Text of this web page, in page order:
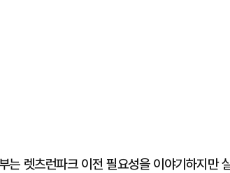
는 렛츠런파크 이전 필요성을 이야기하지만